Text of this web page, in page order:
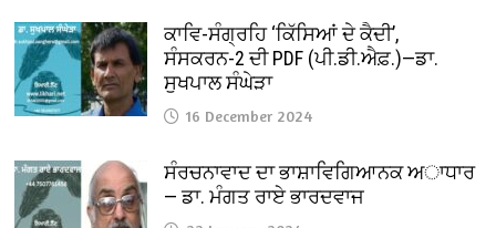
ਕਾਵਿ-ਸੰਗ੍ਰਹਿ ‘ਕਿੱਸਿਆਂ ਦੇ ਕੈਦੀ’,
ਸੰਸਕਰਨ-2 ਦੀ PDF (ਪੀ.ਡੀ.ਐਫ਼.)—ਡਾ.
ਸੁਖਪਾਲ ਸੰਘੇੜਾ
16 December 2024
ਸੰਰਚਨਾਵਾਦ ਦਾ ਭਾਸ਼ਾਵਿਗਿਆਨਕ ਅਾਧਾਰ
— ਡਾ. ਮੰਗਤ ਰਾਏ ਭਾਰਦਵਾਜ